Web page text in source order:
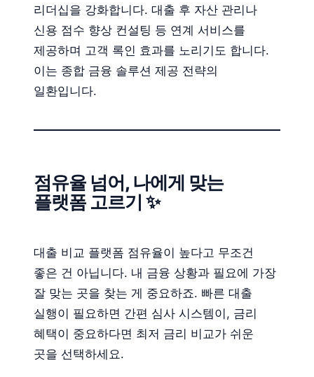
리더십을 강화합니다. 대출 후 자산 관리나
신용 점수 향상 컨설팅 등 연계 서비스를
제공하며 고객 록인 효과를 노리기도 합니다.
이는 종합 금융 솔루션 제공 전략의
일환입니다.
점유율 넘어, 나에게 맞는
플랫폼 고르기 ✨
대출 비교 플랫폼 점유율이 높다고 무조건
좋은 건 아닙니다. 내 금융 상황과 필요에 가장
잘 맞는 곳을 찾는 게 중요하죠. 빠른 대출
실행이 필요하면 간편 심사 시스템이, 금리
혜택이 중요하다면 최저 금리 비교가 쉬운
곳을 선택하세요.